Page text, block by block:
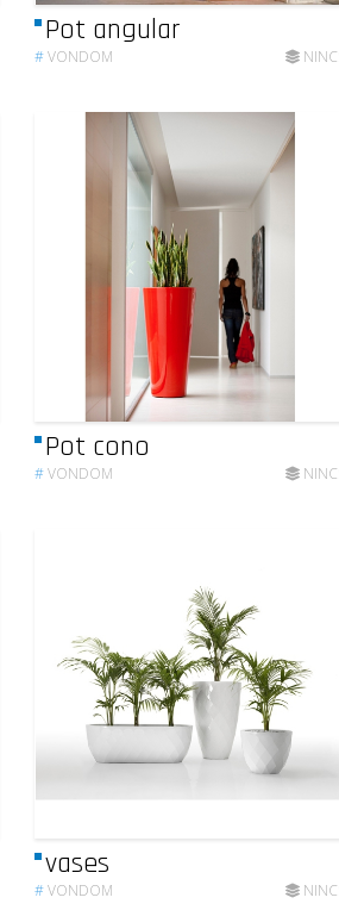
Pot angular
#VONDOM
Pot cono
#VONDOM
vases
#VONDOM